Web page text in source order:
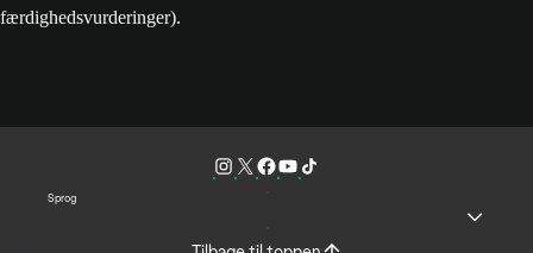
færdighedsvurderinger).
Sprog